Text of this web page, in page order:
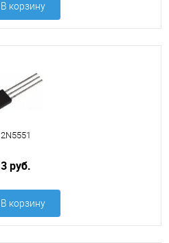
В корзину
2N5551
3 руб.
В корзину